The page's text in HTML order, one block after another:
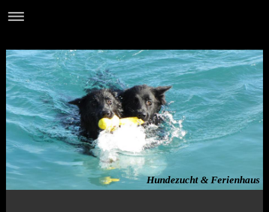
Hundezucht & Ferienhaus